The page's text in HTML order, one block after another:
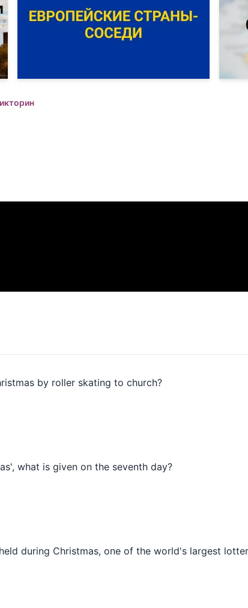
by roller skating to church?
what is given on the seventh day?
during Christmas, one of the world's largest